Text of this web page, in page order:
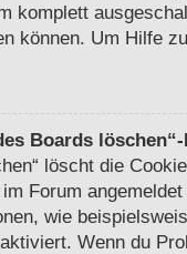
komplett
können. Um Hilfe
Boards
löscht die
Forum
wie
Wenn du